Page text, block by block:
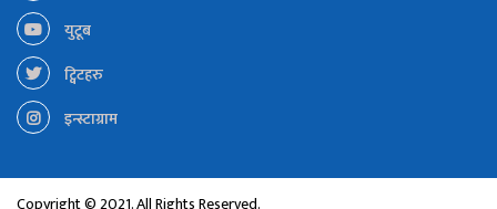
युटूब
ट्विटहरु
इन्स्टाग्राम
Copyright © 2021. All Rights Reserved.